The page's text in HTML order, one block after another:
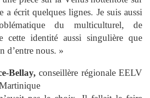
a écrit quelques lignes. Je suis aussi
du multiculturel, de
cette identité aussi singulière que
d’entre nous. »
Bellay, conseillère régionale EELV